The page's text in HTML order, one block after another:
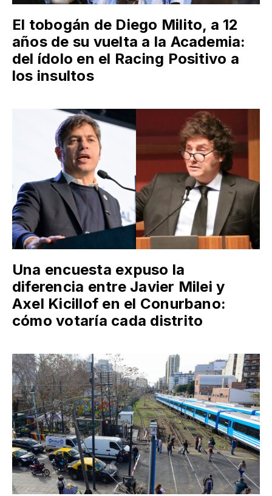
El tobogán de Diego Milito, a 12
años de su vuelta a la Academia:
del ídolo en el Racing Positivo a
los insultos
Una encuesta expuso la
diferencia entre Javier Milei y
Axel Kicillof en el Conurbano:
cómo votaría cada distrito